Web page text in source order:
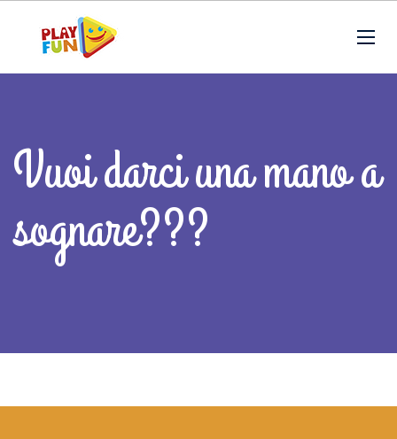
Vuoi darci una mano a
sognare???